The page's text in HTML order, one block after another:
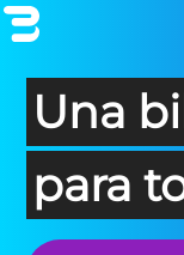
Una
para